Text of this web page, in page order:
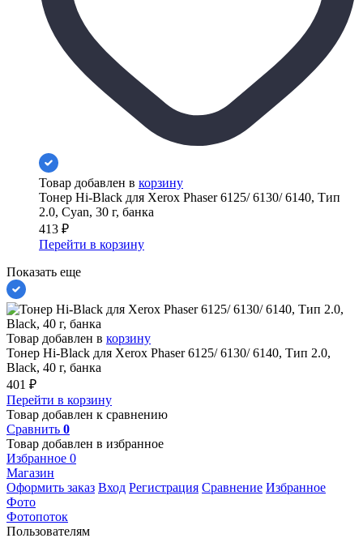
Товар добавлен в корзину
Тонер Hi-Black для Xerox Phaser 6125/ 6130/ 6140, Тип
2.0, Cyan, 30 г, банка
413 ₽
Перейти в корзину
Показать еще
Товар добавлен в корзину
Тонер Hi-Black для Xerox Phaser 6125/ 6130/ 6140, Тип 2.0,
Black, 40 г, банка
401 ₽
Перейти в корзину
Товар добавлен к сравнению
Сравнить 0
Товар добавлен в избранное
Избранное 0
Магазин
Оформить заказ Вход Регистрация Сравнение Избранное
Фото
Фотопоток
Пользователям